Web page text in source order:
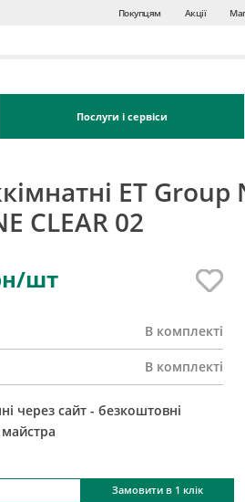
Покупцям Акції
Послуги і сервіси
ET Group
CLEAR 02
шт
В комплекті
В комплекті
через сайт - безкоштовні
майстра
Замовити в 1 клік